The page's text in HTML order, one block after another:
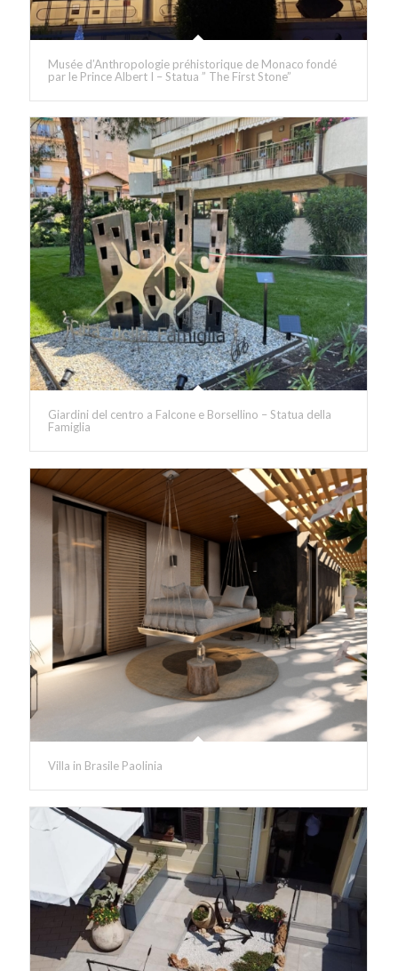
Musée d’Anthropologie préhistorique de Monaco fondé
par le Prince Albert I – Statua ” The First Stone”
Giardini del centro a Falcone e Borsellino – Statua della
Famiglia
Villa in Brasile Paolinia